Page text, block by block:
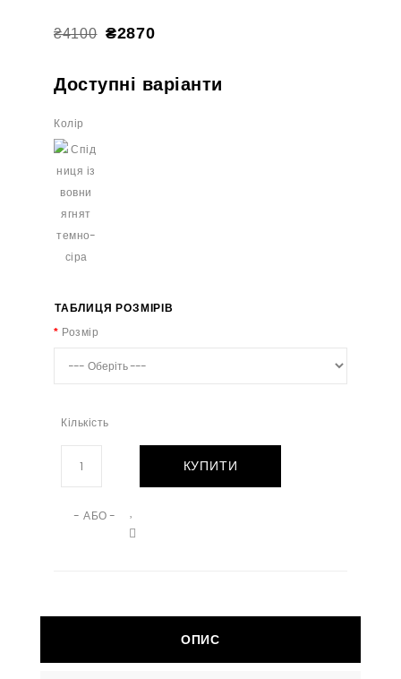
₴4100 ₴2870
Доступні варіанти
Колір
ТАБЛИЦЯ РОЗМІРІВ
Розмір
Кількість
КУПИТИ
- АБО -
ОПИС